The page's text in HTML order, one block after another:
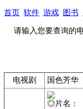
首页 软件 游戏 图书
请输入您要查询的
电视剧 国色芳华
◎片名：